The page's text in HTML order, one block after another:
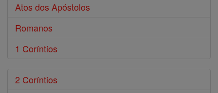
Atos dos Apóstolos
Romanos
1 Coríntios
2 Coríntios